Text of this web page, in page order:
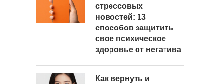
стрессовых
новостей: 13
способов защитить
свое психическое
здоровье от негатива
Как вернуть и